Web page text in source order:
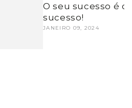
O seu sucesso é o
sucesso!
JANEIRO 09, 2024